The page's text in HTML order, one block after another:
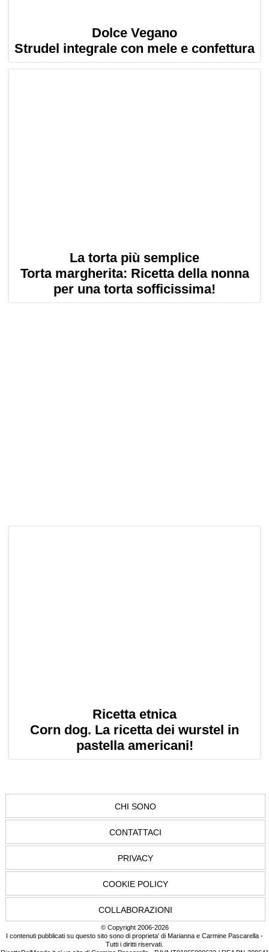
Dolce Vegano
Strudel integrale con mele e confettura
La torta più semplice
Torta margherita: Ricetta della nonna
per una torta sofficissima!
Ricetta etnica
Corn dog. La ricetta dei wurstel in
pastella americani!
CHI SONO
CONTATTACI
PRIVACY
COOKIE POLICY
COLLABORAZIONI
© Copyright 2006-2026
I contenuti pubblicati su questo sito sono di proprieta' di Marianna e Carmine Pascarella -
Tutti i diritti riservati.